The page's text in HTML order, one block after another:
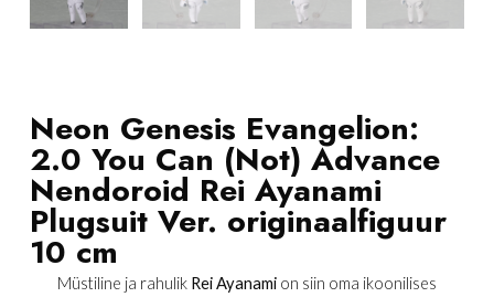
Neon Genesis Evangelion:
2.0 You Can (Not) Advance
Nendoroid Rei Ayanami
Plugsuit Ver. originaalfiguur
10 cm
Müstiline ja rahulik Rei Ayanami on siin oma ikoonilises